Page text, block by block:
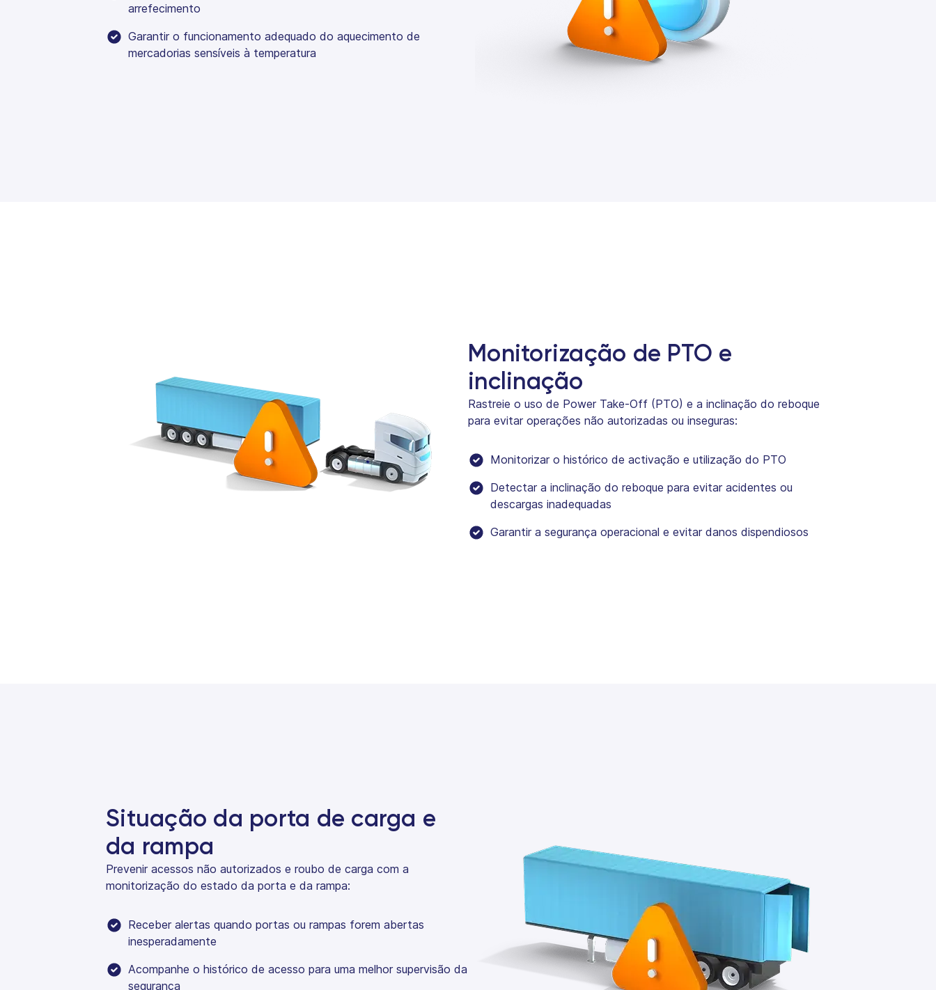
arrefecimento
Garantir o funcionamento adequado do aquecimento de
mercadorias sensíveis à temperatura
Monitorização de PTO e
inclinação
Rastreie o uso de Power Take-Off (PTO) e a inclinação do reboque
para evitar operações não autorizadas ou inseguras:
Monitorizar o histórico de activação e utilização do PTO
Detectar a inclinação do reboque para evitar acidentes ou
descargas inadequadas
Garantir a segurança operacional e evitar danos dispendiosos
Situação da porta de carga e
da rampa
Prevenir acessos não autorizados e roubo de carga com a
monitorização do estado da porta e da rampa:
Receber alertas quando portas ou rampas forem abertas
inesperadamente
Acompanhe o histórico de acesso para uma melhor supervisão da
segurança